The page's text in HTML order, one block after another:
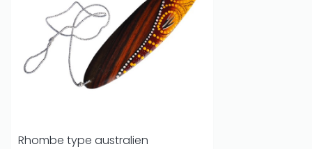
Rhombe type australien